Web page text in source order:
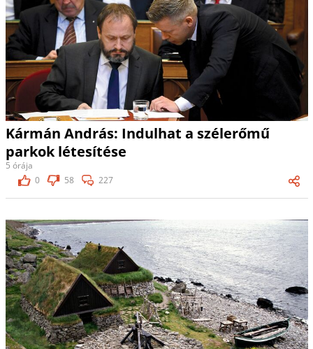
Kármán András: Indulhat a szélerőmű
parkok létesítése
5 órája
0
58 227